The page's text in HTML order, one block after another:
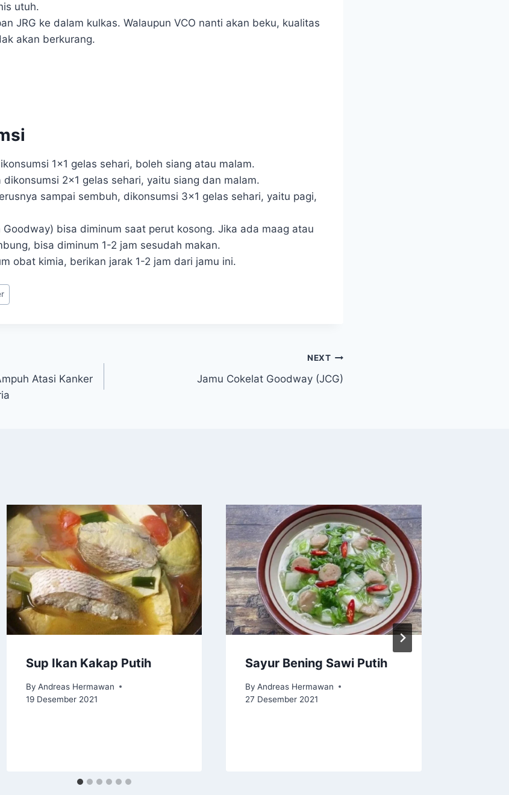
utuh.
JRG ke dalam kulkas. Walaupun VCO nanti akan beku, kualitas
akan berkurang.
1×1 gelas sehari, boleh siang atau malam.
2×1 gelas sehari, yaitu siang dan malam.
sampai sembuh, dikonsumsi 3×1 gelas sehari, yaitu pagi,
Goodway) bisa diminum saat perut kosong. Jika ada maag atau
bisa diminum 1-2 jam sesudah makan.
obat kimia, berikan jarak 1-2 jam dari jamu ini.
Atasi Kanker
NEXT
Jamu Cokelat Goodway (JCG)
Sup Ikan Kakap Putih
By Andreas Hermawan
19 Desember 2021
Sayur Bening Sawi Putih
By Andreas Hermawan
27 Desember 2021